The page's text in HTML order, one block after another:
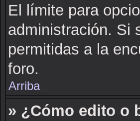
El límite para
administración. Si
permitidas a la
foro.
Arriba
» ¿Cómo edito o